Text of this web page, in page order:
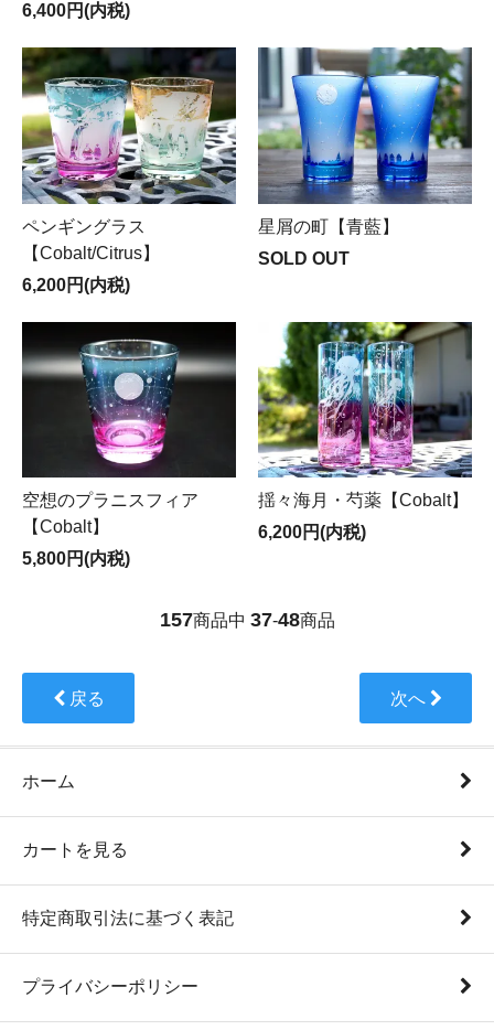
6,400円(内税)
ペンギングラス
【Cobalt/Citrus】
6,200円(内税)
星屑の町【青藍】
SOLD OUT
空想のプラニスフィア
【Cobalt】
5,800円(内税)
揺々海月・芍薬【Cobalt】
6,200円(内税)
157商品中 37-48商品
戻る 次へ
ホーム
カートを見る
特定商取引法に基づく表記
プライバシーポリシー